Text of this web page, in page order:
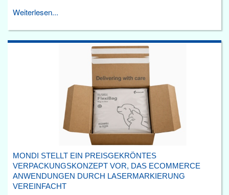
Weiterlesen...
MONDI STELLT EIN PREISGEKRÖNTES
VERPACKUNGSKONZEPT VOR, DAS ECOMMERCE
ANWENDUNGEN DURCH LASERMARKIERUNG
VEREINFACHT